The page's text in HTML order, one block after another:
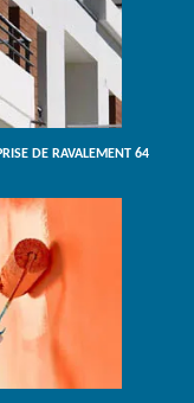
DE RAVALEMENT 64